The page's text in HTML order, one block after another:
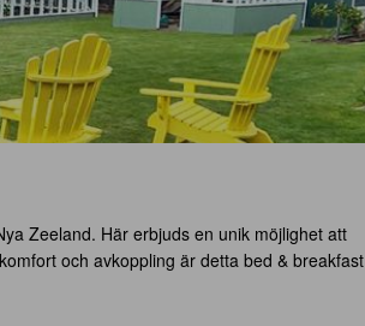
Zeeland. Här erbjuds en unik möjlighet att
och avkoppling är detta bed & breakfast
av en lugn morgon innan avfärd. Observera